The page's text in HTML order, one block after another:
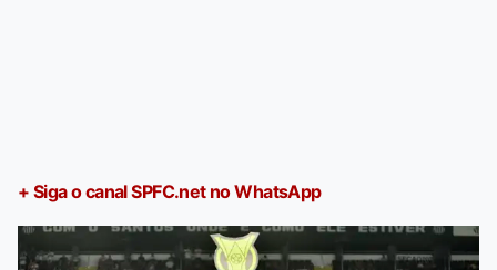
+ Siga o canal SPFC.net no WhatsApp